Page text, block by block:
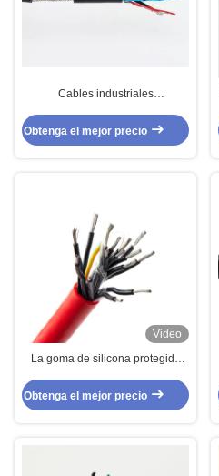
Cables industriales
blindado de núcleo múltiple +
múltiples pares 4 pares + 2
Obtenga el mejor precio
Video
La goma de silicona protegida
aisló forrado
Obtenga el mejor precio